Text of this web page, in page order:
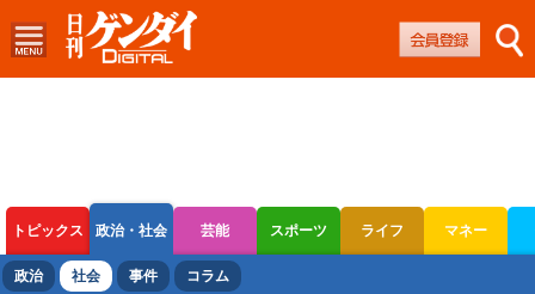
トピックス 政治・社会 芸能 スポーツ ライフ マネー
ボートレース 競輪 オートレース
政治 社会 事件 コラム